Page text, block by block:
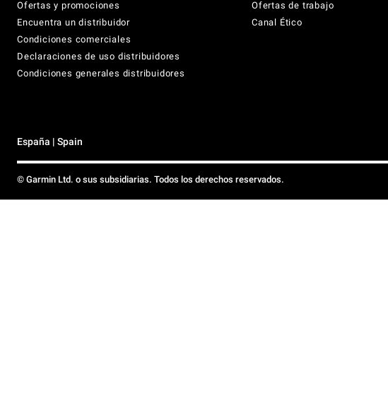
Ofertas y promociones
Encuentra un distribuidor
Condiciones comerciales
Declaraciones de uso distribuidores
Condiciones generales distribuidores
Ofertas de trabajo
Canal Ético
España | Spain
© Garmin Ltd. o sus subsidiarias. Todos los derechos reservados.